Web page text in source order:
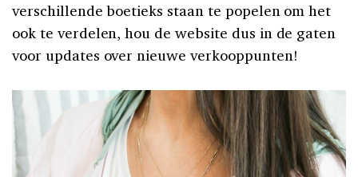
verschillende boetieks staan te popelen om het
ook te verdelen, hou de website dus in de gaten
voor updates over nieuwe verkooppunten!